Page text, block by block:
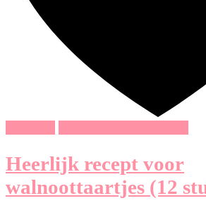
Heerlijk recept voor
walnoottaartjes (12